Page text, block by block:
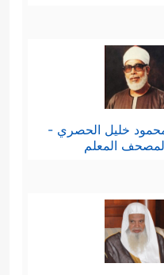
خليل الحصري -
المعلم